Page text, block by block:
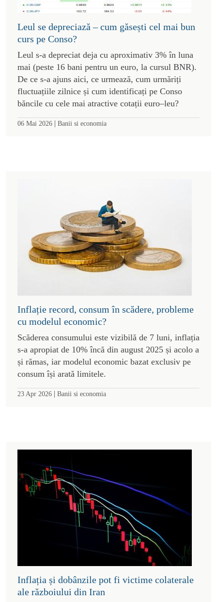
Leul se depreciază – cum găsești cel mai bun
curs pe Conso?
Leul s-a depreciat deja cu aproximativ 3% în luna
mai (peste 16 bani pentru un euro, la cursul BNR).
De ce s-a ajuns aici, ce urmează, cum urmăriți
fluctuațiile zilnice și cum identificați pe Conso
băncile cu cele mai atractive cotații euro–leu?
06 Mai 2026 | Banii si economia
Inflație record, consum în scădere, probleme
cu modelul economic?
Scăderea consumului este vizibilă de 7 luni, inflația
s-a apropiat de 10% încă din august 2025 și acolo a
și rămas, iar modelul economic bazat exclusiv pe
consum își arată limitele.
23 Apr 2026 | Banii si economia
Inflația și dobânzile pot fi victime colaterale
ale războiului din Iran